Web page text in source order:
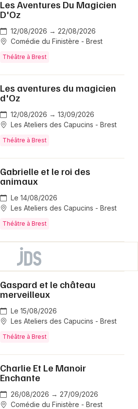
Les Aventures Du Magicien
D'Oz
12/08/2026 → 22/08/2026
Comédie du Finistère - Brest
Théâtre à Brest
Les aventures du magicien
d'Oz
12/08/2026 → 13/09/2026
Les Ateliers des Capucins - Brest
Théâtre à Brest
Gabrielle et le roi des
animaux
Le 14/08/2026
Les Ateliers des Capucins - Brest
Théâtre à Brest
Gaspard et le château
merveilleux
Le 15/08/2026
Les Ateliers des Capucins - Brest
Théâtre à Brest
Charlie Et Le Manoir
Enchante
26/08/2026 → 27/09/2026
Comédie du Finistère - Brest